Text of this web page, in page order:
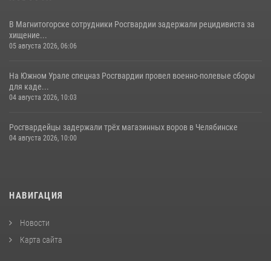
В Магнитогорске сотрудники Росгвардии задержали рецидивиста за
хищение...
05 августа 2026, 06:06
На Южном Урале спецназ Росгвардии провел военно-полевые сборы
для каде...
04 августа 2026, 10:03
Росгвардейцы задержали трёх магазинных воров в Челябинске
04 августа 2026, 10:00
НАВИГАЦИЯ
Новости
Карта сайта